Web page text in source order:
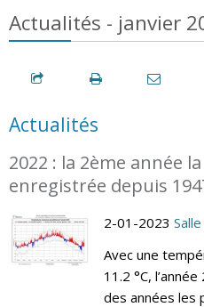
Actualités - janvier
Actualités
2022 : la 2ème année
enregistrée depuis
2-01-2023
Avec une
11.2 °C,
des années les